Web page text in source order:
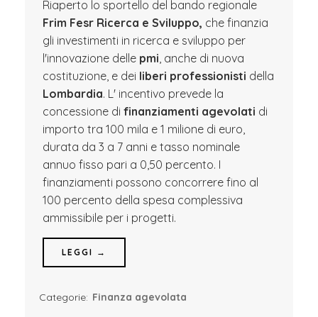
Riaperto lo sportello del bando regionale
Frim Fesr Ricerca e Sviluppo, che finanzia
gli investimenti in ricerca e sviluppo per
l'innovazione delle pmi, anche di nuova
costituzione, e dei liberi professionisti della
Lombardia. L' incentivo prevede la
concessione di finanziamenti agevolati di
importo tra 100 mila e 1 milione di euro,
durata da 3 a 7 anni e tasso nominale
annuo fisso pari a 0,50 percento. I
finanziamenti possono concorrere fino al
100 percento della spesa complessiva
ammissibile per i progetti.
LEGGI →
Categorie: Finanza agevolata